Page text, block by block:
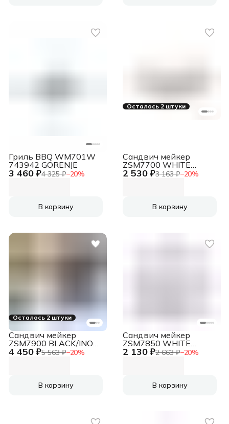
3 460 ₽4 325 ₽−20%
Гриль BBQ WM701W
743942 GORENJE
В корзину
Осталось 2 штуки
2 530 ₽3 163 ₽−20%
Сандвич мейкер
ZSM7700 WHITE
ZELMER
В корзину
Осталось 2 штуки
4 450 ₽5 563 ₽−20%
Сандвич мейкер
ZSM7900 BLACK/INOX
ZELMER
В корзину
2 130 ₽2 663 ₽−20%
Сандвич мейкер
ZSM7850 WHITE
ZELMER
В корзину